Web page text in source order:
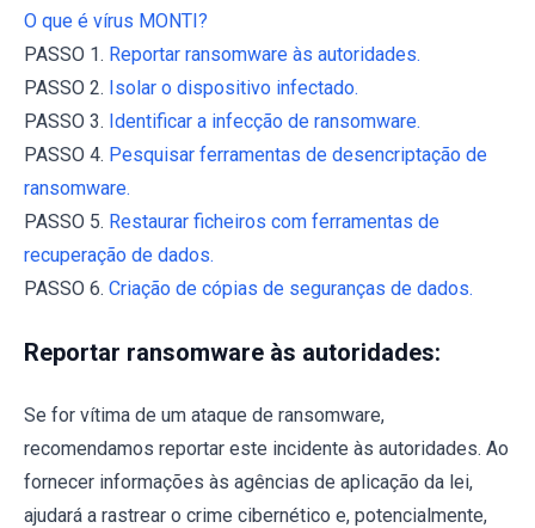
O que é vírus MONTI?
PASSO 1. Reportar ransomware às autoridades.
PASSO 2. Isolar o dispositivo infectado.
PASSO 3. Identificar a infecção de ransomware.
PASSO 4. Pesquisar ferramentas de desencriptação de
ransomware.
PASSO 5. Restaurar ficheiros com ferramentas de
recuperação de dados.
PASSO 6. Criação de cópias de seguranças de dados.
Reportar ransomware às autoridades:
Se for vítima de um ataque de ransomware,
recomendamos reportar este incidente às autoridades. Ao
fornecer informações às agências de aplicação da lei,
ajudará a rastrear o crime cibernético e, potencialmente,